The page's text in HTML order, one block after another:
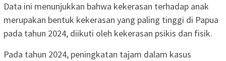
Data ini menunjukkan bahwa kekerasan terhadap anak
merupakan bentuk kekerasan yang paling tinggi di Papua
pada tahun 2024, diikuti oleh kekerasan psikis dan fisik.
Pada tahun 2024, peningkatan tajam dalam kasus